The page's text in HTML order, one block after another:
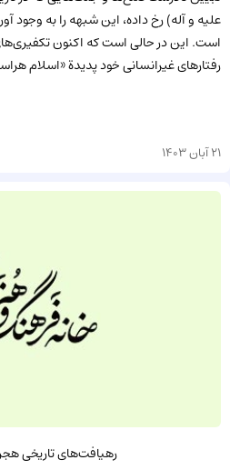
علیه و آله) رخ داده، این شبهه را به وجود
است. این در حالی است که اکنون
رفتارهای غیرانسانی خود پدیدة «اسلام
21 آبان 1403
رهیافت‌های تاریخی